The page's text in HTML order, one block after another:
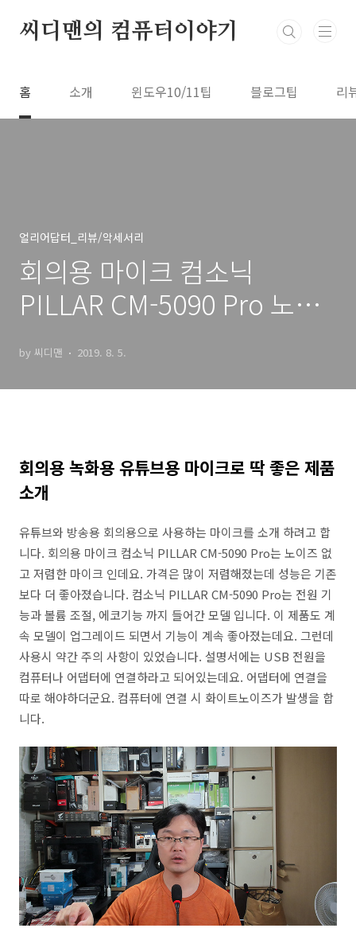
씨디맨의 컴퓨터이야기
홈 소개 윈도우10/11팁 블로그팁 리
얼리어답터_리뷰/악세서리
회의용 마이크 컴소닉
PILLAR CM-5090 Pro 노이
by 씨디맨 2019. 8. 5.
회의용 녹화용 유튜브용 마이크로 딱 좋은 제품
소개
유튜브와 방송용 회의용으로 사용하는 마이크를 소개 하려고 합
니다. 회의용 마이크 컴소닉 PILLAR CM-5090 Pro는 노이즈 없
고 저렴한 마이크 인데요. 가격은 많이 저렴해졌는데 성능은 기존
보다 더 좋아졌습니다. 컴소닉 PILLAR CM-5090 Pro는 전원 기
능과 볼륨 조절, 에코기능 까지 들어간 모델 입니다. 이 제품도 계
속 모델이 업그레이드 되면서 기능이 계속 좋아졌는데요. 그런데
사용시 약간 주의 사항이 있었습니다. 설명서에는 USB 전원을
컴퓨터나 어댑터에 연결하라고 되어있는데요. 어댑터에 연결을
따로 해야하더군요. 컴퓨터에 연결 시 화이트노이즈가 발생을 합
니다.